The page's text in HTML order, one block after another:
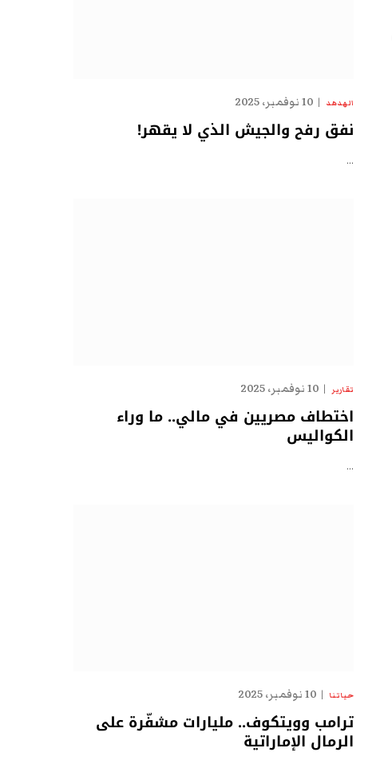
الهدهد 10 نوفمبر، 2025
نفق رفح والجيش الذي لا يقهر!
…
تقارير 10 نوفمبر، 2025
اختطاف مصريين في مالي.. ما وراء
الكواليس
…
حياتنا 10 نوفمبر، 2025
ترامب وويتكوف.. مليارات مشفّرة على
الرمال الإماراتية